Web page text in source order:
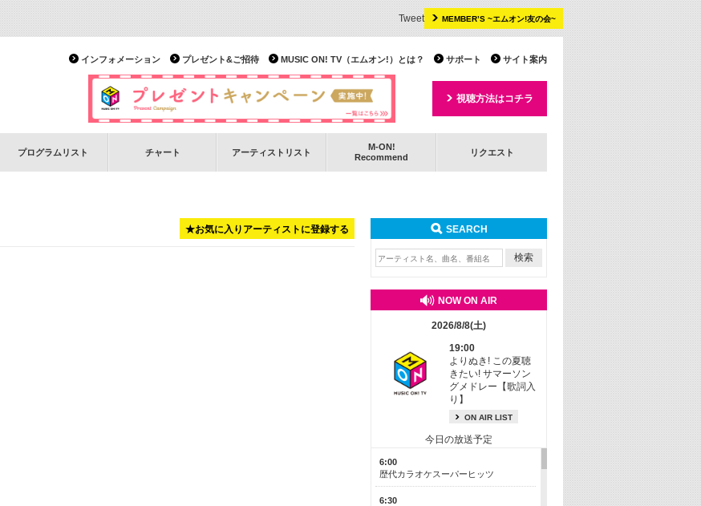
MEMBER’S ~エムオン!友の会~
Tweet
サイト案内
サポート
MUSIC ON! TV（エムオン!）とは？
プレゼント&ご招待
インフォメーション
視聴方法はコチラ
プログラムリスト チャート アーティストリスト
M-ON!
Recommend
リクエスト
★お気に入りアーティストに登録する SEARCH
NOW ON AIR
2026/8/8(土)
19:00
よりぬき! この夏聴
きたい! サマーソン
グメドレー【歌詞入
り】
ON AIR LIST
今日の放送予定
6:00
歴代カラオケスーパーヒッツ
6:30